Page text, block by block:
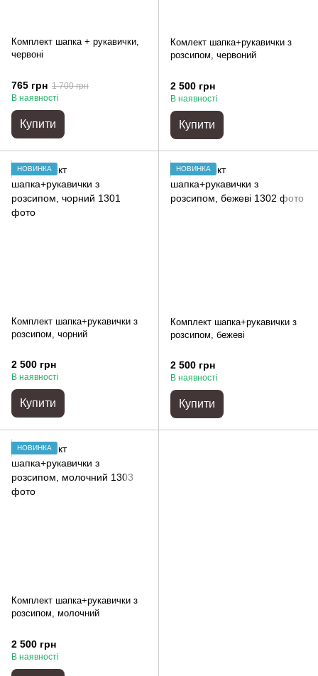
Комплект шапка + рукавички,
червоні
765 грн 1 700 грн
В наявності
Купити
Комлект шапка+рукавички з
розсипом, червоний
2 500 грн
В наявності
Купити
НОВИНКА
Комплект шапка+рукавички з
розсипом, чорний
2 500 грн
В наявності
Купити
НОВИНКА
Комплект шапка+рукавички з
розсипом, бежеві
2 500 грн
В наявності
Купити
НОВИНКА
Комплект шапка+рукавички з
розсипом, молочний
2 500 грн
В наявності